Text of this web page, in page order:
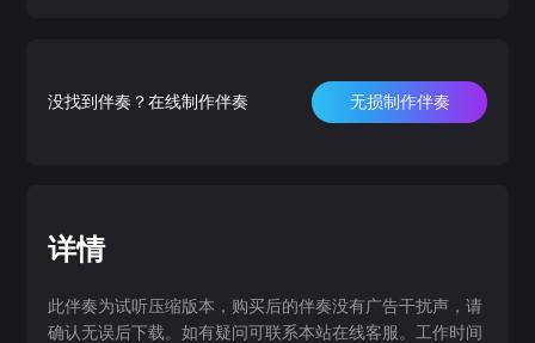
没找到伴奏？在线制作伴奏 无损制作伴奏
详情
此伴奏为试听压缩版本，购买后的伴奏没有广告干扰声，请
确认无误后下载。如有疑问可联系本站在线客服。工作时间